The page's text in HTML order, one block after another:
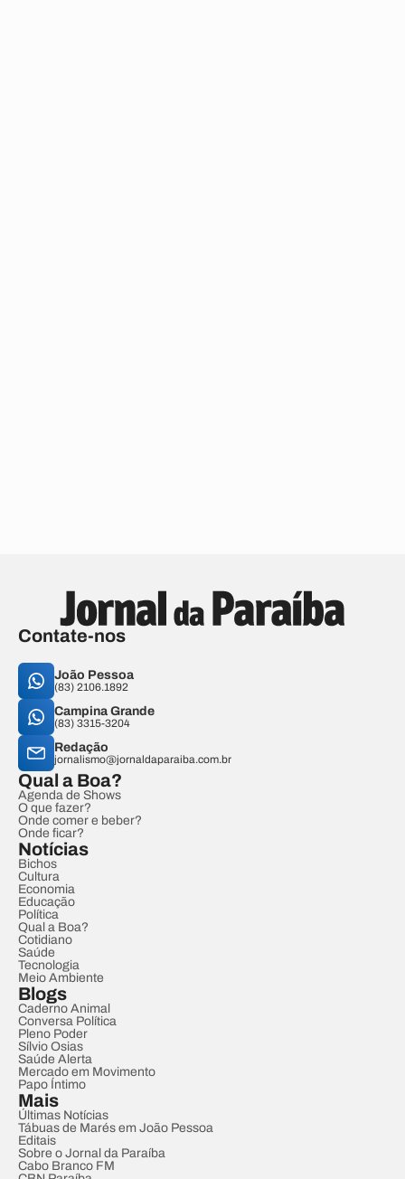
Contate-nos
João Pessoa
(83) 2106.1892
Campina Grande
(83) 3315-3204
Redação
jornalismo@jornaldaparaiba.com.br
Qual a Boa?
Agenda de Shows
O que fazer?
Onde comer e beber?
Onde ficar?
Notícias
Bichos
Cultura
Economia
Educação
Política
Qual a Boa?
Cotidiano
Saúde
Tecnologia
Meio Ambiente
Blogs
Caderno Animal
Conversa Política
Pleno Poder
Sílvio Osias
Saúde Alerta
Mercado em Movimento
Papo Íntimo
Mais
Últimas Notícias
Tábuas de Marés em João Pessoa
Editais
Sobre o Jornal da Paraíba
Cabo Branco FM